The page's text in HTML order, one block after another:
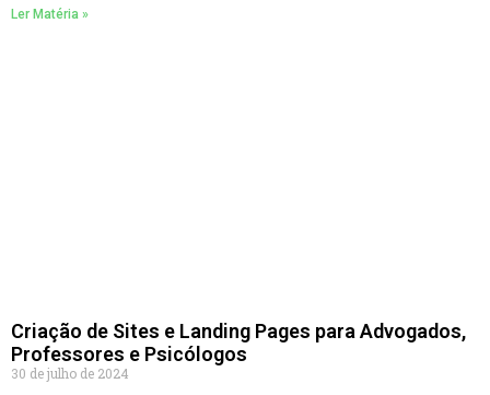
Ler Matéria »
Criação de Sites e Landing Pages para Advogados,
Professores e Psicólogos
30 de julho de 2024